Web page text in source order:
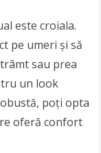
este croiala.
pe umeri și să
sau prea
un look
poți opta
oferă confort